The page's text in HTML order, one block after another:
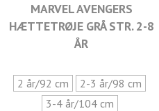
MARVEL AVENGERS
HÆTTETRØJE GRÅ STR. 2-8
ÅR
2 år/92 cm
2-3 år/98 cm
3-4 år/104 cm